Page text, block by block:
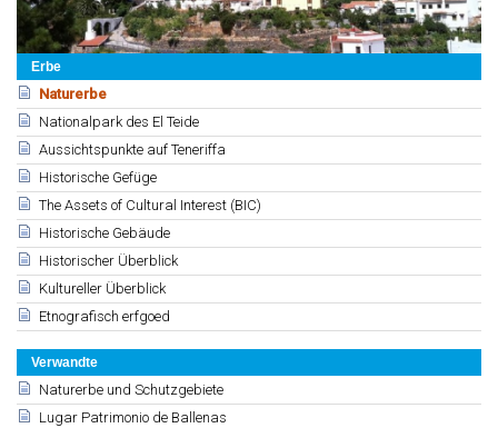
Erbe
Naturerbe
Nationalpark des El Teide
Aussichtspunkte auf Teneriffa
Historische Gefüge
The Assets of Cultural Interest (BIC)
Historische Gebäude
Historischer Überblick
Kultureller Überblick
Etnografisch erfgoed
Verwandte
Naturerbe und Schutzgebiete
Lugar Patrimonio de Ballenas